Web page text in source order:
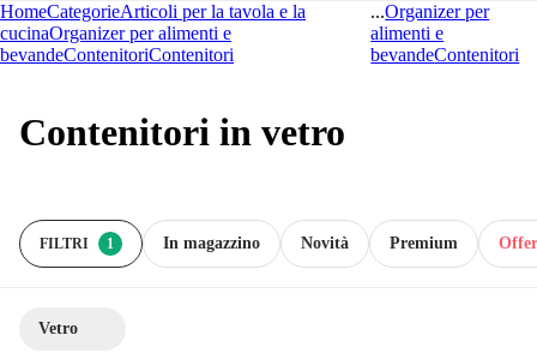
HomeCategorieArticoli per la tavola e la
cucinaOrganizer per alimenti e
bevandeContenitoriContenitori
...Organizer per
alimenti e
bevandeContenitori
Contenitori in vetro
FILTRI 1 In magazzino Novità Premium
Vetro